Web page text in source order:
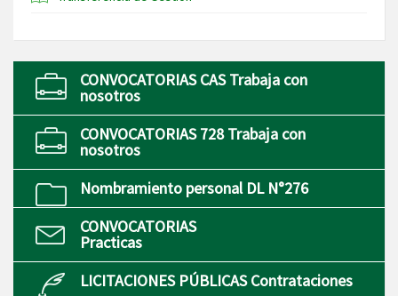
CONVOCATORIAS CAS Trabaja con
nosotros
CONVOCATORIAS 728 Trabaja con
nosotros
Nombramiento personal DL N°276
CONVOCATORIAS
Practicas
LICITACIONES PÚBLICAS Contrataciones